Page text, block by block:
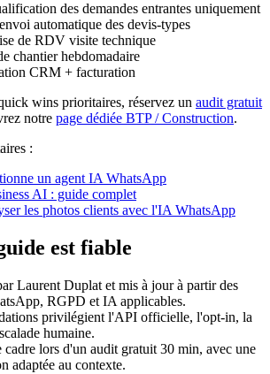
des demandes entrantes uniquement
automatique des devis-types
de RDV visite technique
chantier hebdomadaire
CRM + facturation
wins prioritaires, réservez un audit gratuit
notre page dédiée BTP / Construction.
:
un agent IA WhatsApp
AI : guide complet
les photos clients avec l'IA WhatsApp
est fiable
Laurent Duplat et mis à jour à partir des
RGPD et IA applicables.
privilégient l'API officielle, l'opt-in, la
humaine.
cadre lors d'un audit gratuit 30 min, avec une
adaptée au contexte.